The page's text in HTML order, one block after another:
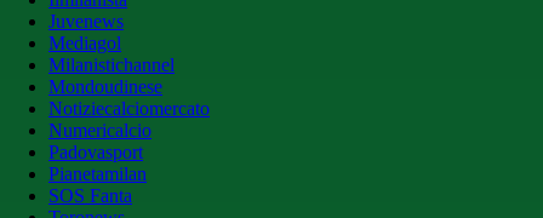
Juvenews
Mediagol
Milanistichannel
Mondoudinese
Notiziecalciomercato
Numericalcio
Padovasport
Pianetamilan
SOS Fanta